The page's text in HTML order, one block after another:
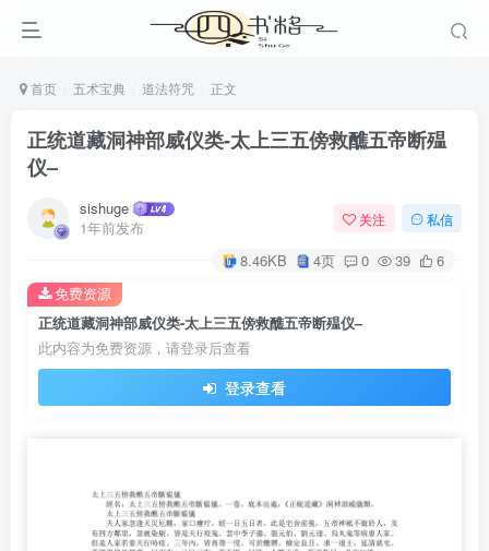
首页 五术宝典 道法符咒 正文
正统道藏洞神部威仪类-太上三五傍救醮五帝断殟
仪–
sishuge
1年前发布
关注 私信
8.46KB 4页 0 39 6
正统道藏洞神部威仪类-太上三五傍救醮五帝断殟仪–
此内容为免费资源，请登录后查看
登录查看
免费资源